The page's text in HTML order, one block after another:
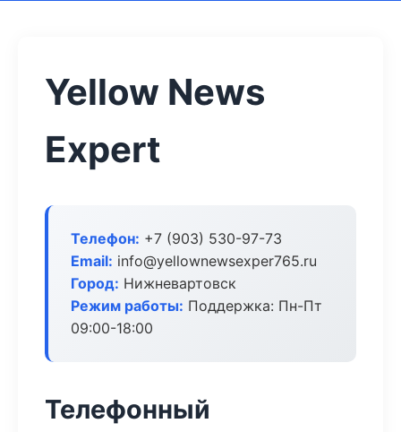
Yellow News
Expert
Телефон: +7 (903) 530-97-73
Email: info@yellownewsexper765.ru
Город: Нижневартовск
Режим работы: Поддержка: Пн-Пт
09:00-18:00
Телефонный